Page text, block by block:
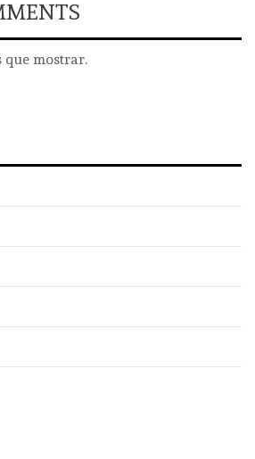
mostrar.